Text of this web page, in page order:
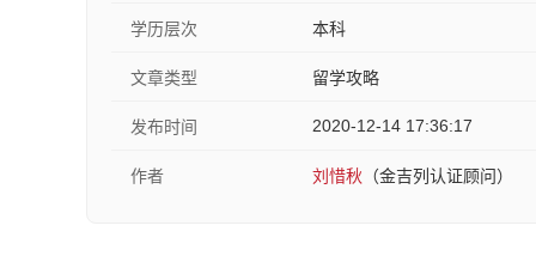
学历层次 本科
文章类型 留学攻略
发布时间 2020-12-14 17:36:17
作者 刘惜秋 （金吉列认证顾问）